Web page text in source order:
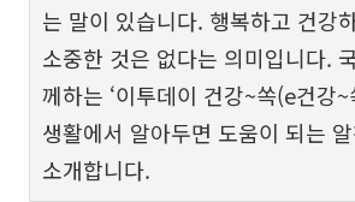
는 말이 있습니다. 행복하고 건강
소중한 것은 없다는 의미입니다.
께하는 ‘이투데이 건강~쏙(e건강
생활에서 알아두면 도움이 되는
소개합니다.